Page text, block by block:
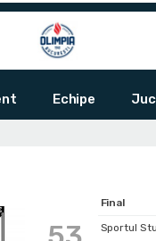
Echipe
Final
Sportul